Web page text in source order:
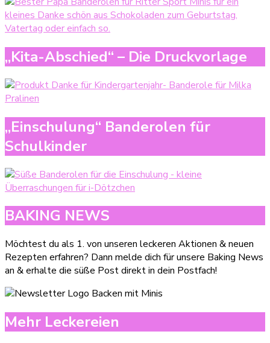
„Kita-Abschied“ – Die Druckvorlage
„Einschulung“ Banderolen für
Schulkinder
BAKING NEWS
Möchtest du als 1. von unseren leckeren Aktionen & neuen
Rezepten erfahren? Dann melde dich für unsere Baking News
an & erhalte die süße Post direkt in dein Postfach!
Mehr Leckereien